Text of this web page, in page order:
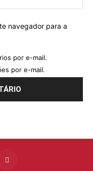
navegador para a
por e-mail.
por e-mail.